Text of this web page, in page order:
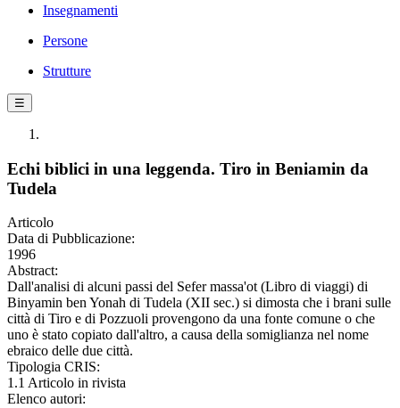
Insegnamenti
Persone
Strutture
☰
Echi biblici in una leggenda. Tiro in Beniamin da
Tudela
Articolo
Data di Pubblicazione:
1996
Abstract:
Dall'analisi di alcuni passi del Sefer massa'ot (Libro di viaggi) di
Binyamin ben Yonah di Tudela (XII sec.) si dimosta che i brani sulle
città di Tiro e di Pozzuoli provengono da una fonte comune o che
uno è stato copiato dall'altro, a causa della somiglianza nel nome
ebraico delle due città.
Tipologia CRIS:
1.1 Articolo in rivista
Elenco autori: